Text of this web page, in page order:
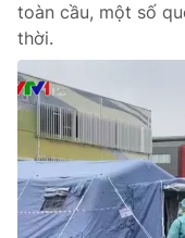
toàn cầu, một số
thời.